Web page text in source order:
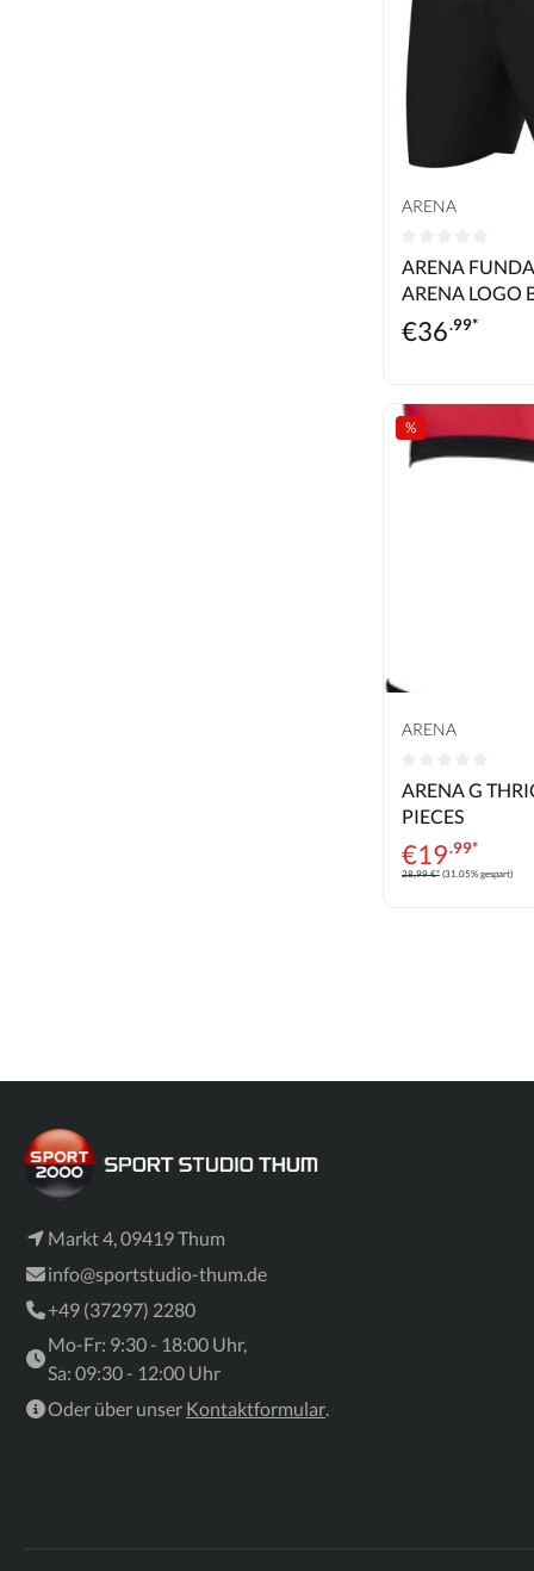
ARENA
ARENA
ARENA LOGO
€36.99*
%
ARENA
ARENA G
PIECES
€19.99*
28,99 €* (31.05% gespart)
Markt 4, 09419 Thum
info@sportstudio-thum.de
+49 (37297) 2280
Mo-Fr: 9:30 - 18:00 Uhr,
Sa: 09:30 - 12:00 Uhr
Oder über unser Kontaktformular.